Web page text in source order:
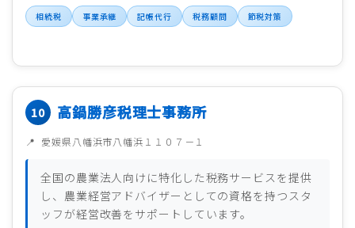
相続税 事業承継 記帳代行 税務顧問 節税対策
高鍋勝彦税理士事務所
愛媛県八幡浜市八幡浜１１０７－１
全国の農業法人向けに特化した税務サービスを提供
し、農業経営アドバイザーとしての資格を持つスタ
ッフが経営改善をサポートしています。